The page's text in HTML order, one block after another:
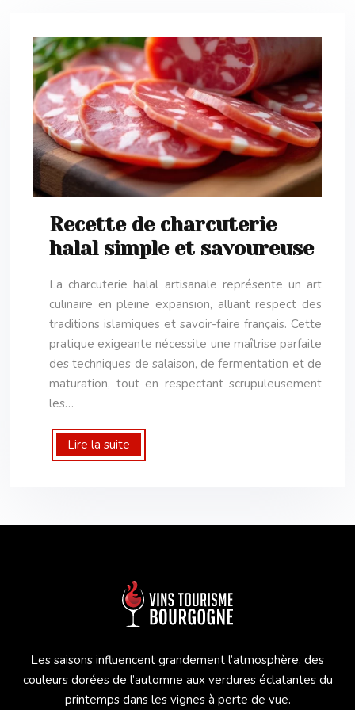
Recette de charcuterie
halal simple et savoureuse
La charcuterie halal artisanale représente un art
culinaire en pleine expansion, alliant respect des
traditions islamiques et savoir-faire français. Cette
pratique exigeante nécessite une maîtrise parfaite
des techniques de salaison, de fermentation et de
maturation, tout en respectant scrupuleusement
les…
Lire la suite
Les saisons influencent grandement l’atmosphère, des
couleurs dorées de l’automne aux verdures éclatantes du
printemps dans les vignes à perte de vue.